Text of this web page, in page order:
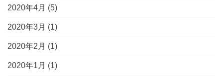
2020年4月 (5)
2020年3月 (1)
2020年2月 (1)
2020年1月 (1)